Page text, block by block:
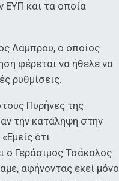
ΕΥΠ και τα οποία
Λάμπρου, ο οποίος
φέρεται να ήθελε να
ρυθμίσεις.
Πυρήνες της
την κατάληψη στην
ότι
ο Γεράσιμος Τσάκαλος
αφήνοντας εκεί μόνο